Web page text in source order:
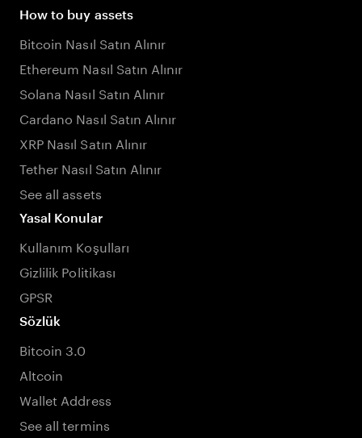
How to buy assets
Bitcoin Nasıl Satın Alınır
Ethereum Nasıl Satın Alınır
Solana Nasıl Satın Alınır
Cardano Nasıl Satın Alınır
XRP Nasıl Satın Alınır
Tether Nasıl Satın Alınır
See all assets
Yasal Konular
Kullanım Koşulları
Gizlilik Politikası
GPSR
Sözlük
Bitcoin 3.0
Altcoin
Wallet Address
See all termins